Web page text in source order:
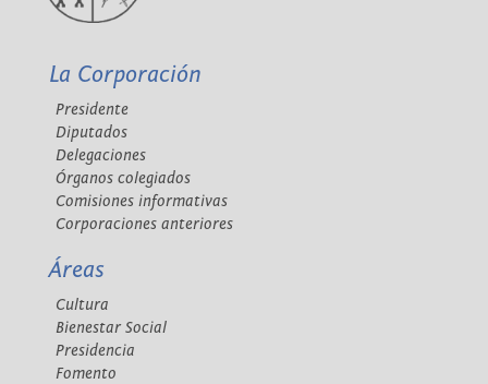
La Corporación
Presidente
Diputados
Delegaciones
Órganos colegiados
Comisiones informativas
Corporaciones anteriores
Áreas
Cultura
Bienestar Social
Presidencia
Fomento